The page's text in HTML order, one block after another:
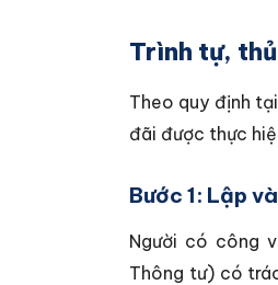
Trình tự,
Theo quy định
đãi được thực
Bước 1: Lập
Người có công
Thông tư) có